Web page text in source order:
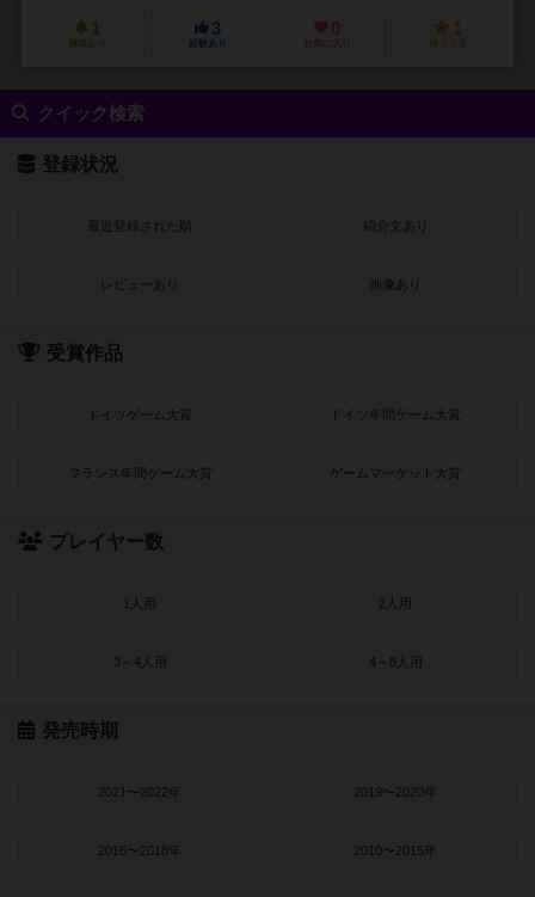
1
興味あり
3
経験あり
0
お気に入り
1
持ってる
クイック検索
登録状況
最近登録された順 紹介文あり
レビューあり 画像あり
受賞作品
ドイツゲーム大賞 ドイツ年間ゲーム大賞
フランス年間ゲーム大賞 ゲームマーケット大賞
プレイヤー数
1人用 2人用
3～4人用 4～8人用
発売時期
2021〜2022年 2019〜2020年
2016〜2018年 2010〜2015年